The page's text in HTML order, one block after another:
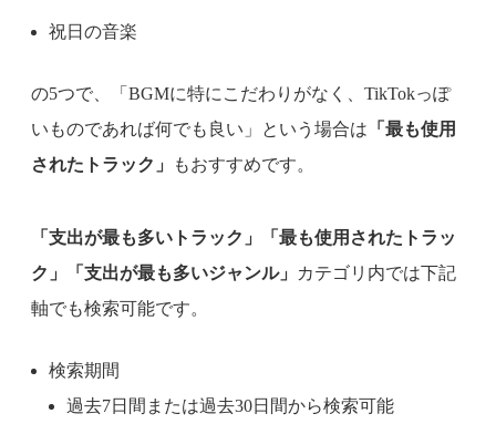
祝日の音楽
の5つで、「BGMに特にこだわりがなく、TikTokっぽ
いものであれば何でも良い」という場合は 「最も使用
されたトラック」
もおすすめです。
「支出が最も多いトラック」「最も使用されたトラッ
ク」「支出が最も多いジャンル」
カテゴリ内では下記
軸でも検索可能です。
検索期間
過去7日間または過去30日間から検索可能